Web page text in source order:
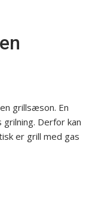
grillsæson. En
Derfor kan
er grill med gas